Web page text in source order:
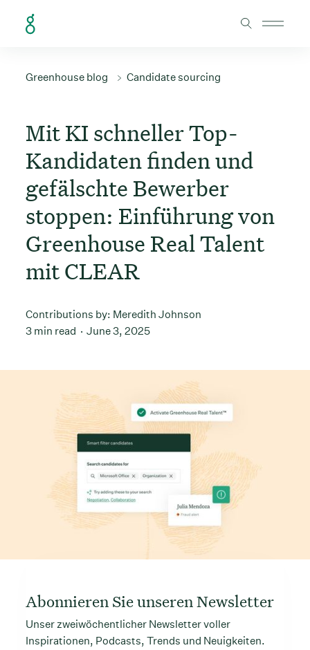
Greenhouse blog Candidate sourcing
Mit KI schneller Top-
Kandidaten finden und
gefälschte Bewerber
stoppen: Einführung von
Greenhouse Real Talent
mit CLEAR
Contributions by: Meredith Johnson
3 min read
June 3, 2025
Abonnieren Sie unseren Newsletter
Unser zweiwöchentlicher Newsletter voller
Inspirationen, Podcasts, Trends und Neuigkeiten.